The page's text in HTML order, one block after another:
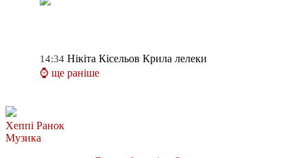
14:34 Нікіта Кісельов Крила лелеки
⌚ ще раніше
Хеппі Ранок
Музика